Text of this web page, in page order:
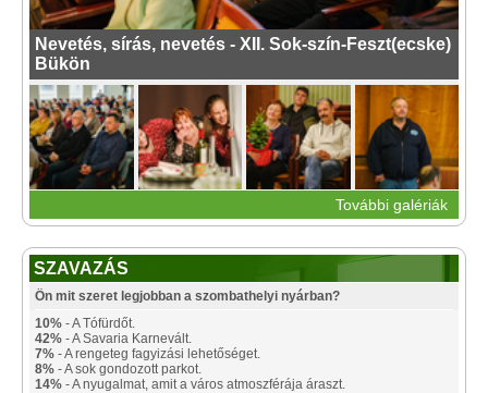
Nevetés, sírás, nevetés - XII. Sok-szín-Feszt(ecske)
Bükön
További galériák
SZAVAZÁS
Ön mit szeret legjobban a szombathelyi nyárban?
10% - A Tófürdőt.
42% - A Savaria Karnevált.
7% - A rengeteg fagyizási lehetőséget.
8% - A sok gondozott parkot.
14% - A nyugalmat, amit a város atmoszférája áraszt.